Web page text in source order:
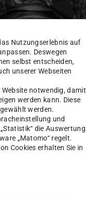
Nutzungserlebnis auf
Deswegen
selbst entscheiden,
unserer Webseiten
notwendig, damit
werden kann. Diese
werden.
und
die Auswertung
„Matomo“ regelt.
Cookies erhalten Sie in